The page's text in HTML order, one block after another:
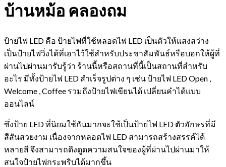
บ้านหม้อ คลองถม
ป้ายไฟ LED คือ ป้ายไฟที่ใช้หลอดไฟ LED เป็นตัวให้แสงสว่าง
เป็นป้ายไฟวิ่งได้ที่เอาไว้ใช้สำหรับประชาสัมพันธ์หรือบอกให้ผู้ที่
ผ่านไปผ่านมารับรู้ว่า ร้านนี้หรือสถานที่นี้เป็นสถานที่สำหรับ
อะไร มีทั้งป้ายไฟ LED สำเร็จรูปต่าง ๆ เช่น ป้ายไฟ LED Open ,
Welcome , Coffee รวมถึงป้ายไฟเขียนได้ เปลี่ยนคำได้แบบ
ออนไลน์
ซึ่งป้าย LED ที่นิยมใช้กันมากจะใช้เป็นป้ายไฟ LED ตัวอักษรที่มี
สีสันสวยงาม เนื่องจากหลอดไฟ LED สามารถสร้างสรรค์ได้
หลายสี จึงสามารถดึงดูดความสนใจของผู้ที่ผ่านไปผ่านมาให้
สนใจป้ายไฟกระพริบได้มากขึ้น